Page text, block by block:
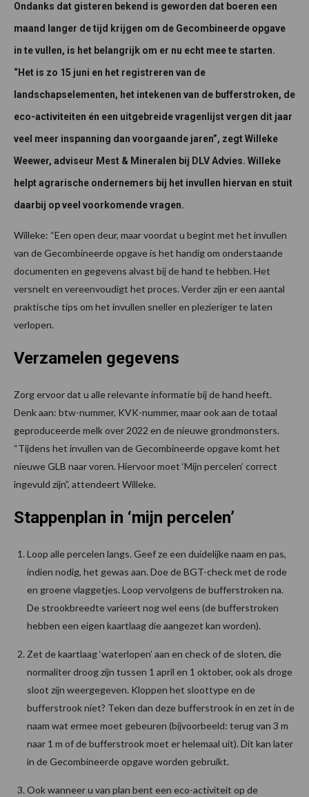
Ondanks dat gisteren bekend is geworden dat boeren een
maand langer de tijd krijgen om de Gecombineerde opgave
in te vullen, is het belangrijk om er nu echt mee te starten.
“Het is zo 15 juni en het registreren van de
landschapselementen, het intekenen van de bufferstroken, de
eco-activiteiten én een uitgebreide vragenlijst vergen dit jaar
veel meer inspanning dan voorgaande jaren”, zegt Willeke
Weewer, adviseur Mest & Mineralen bij DLV Advies. Willeke
helpt agrarische ondernemers bij het invullen hiervan en stuit
daarbij op veel voorkomende vragen.
Willeke: “Een open deur, maar voordat u begint met het invullen
van de Gecombineerde opgave is het handig om onderstaande
documenten en gegevens alvast bij de hand te hebben. Het
versnelt en vereenvoudigt het proces. Verder zijn er een aantal
praktische tips om het invullen sneller en plezieriger te laten
verlopen.
Verzamelen gegevens
Zorg ervoor dat u alle relevante informatie bij de hand heeft.
Denk aan: btw-nummer, KVK-nummer, maar ook aan de totaal
geproduceerde melk over 2022 en de nieuwe grondmonsters.
“Tijdens het invullen van de Gecombineerde opgave komt het
nieuwe GLB naar voren. Hiervoor moet ‘Mijn percelen’ correct
ingevuld zijn”, attendeert Willeke.
Stappenplan in ‘mijn percelen’
Loop alle percelen langs. Geef ze een duidelijke naam en pas,
indien nodig, het gewas aan. Doe de BGT-check met de rode
en groene vlaggetjes. Loop vervolgens de bufferstroken na.
De strookbreedte varieert nog wel eens (de bufferstroken
hebben een eigen kaartlaag die aangezet kan worden).
Zet de kaartlaag ‘waterlopen’ aan en check of de sloten, die
normaliter droog zijn tussen 1 april en 1 oktober, ook als droge
sloot zijn weergegeven. Kloppen het sloottype en de
bufferstrook niet? Teken dan deze bufferstrook in en zet in de
naam wat ermee moet gebeuren (bijvoorbeeld: terug van 3 m
naar 1 m of de bufferstrook moet er helemaal uit). Dit kan later
in de Gecombineerde opgave worden gebruikt.
Ook wanneer u van plan bent een eco-activiteit op de